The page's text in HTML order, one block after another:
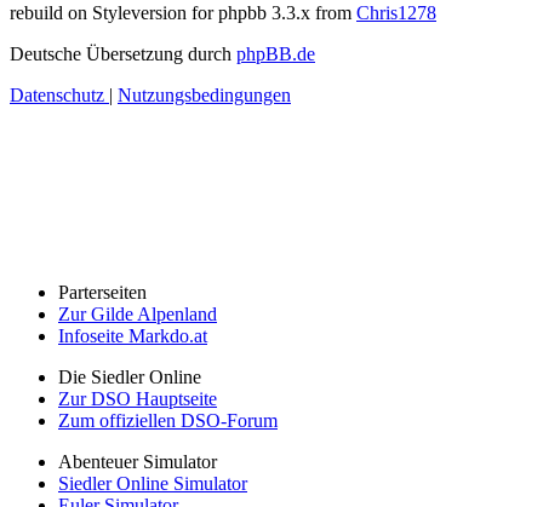
rebuild on Styleversion for phpbb 3.3.x from Chris1278
Deutsche Übersetzung durch phpBB.de
Datenschutz | Nutzungsbedingungen
Parterseiten
Zur Gilde Alpenland
Infoseite Markdo.at
Die Siedler Online
Zur DSO Hauptseite
Zum offiziellen DSO-Forum
Abenteuer Simulator
Siedler Online Simulator